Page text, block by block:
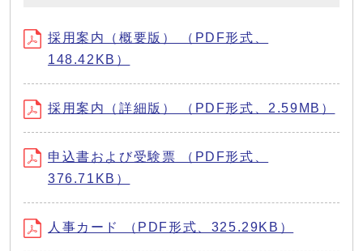
採用案内（概要版） （PDF形式、
148.42KB）
採用案内（詳細版） （PDF形式、2.59MB）
申込書および受験票 （PDF形式、
376.71KB）
人事カード （PDF形式、325.29KB）